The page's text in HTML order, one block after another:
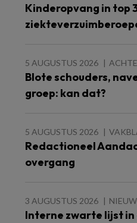
Kinderopvang in top
5 AUGUSTUS 2026
Blote schouders,
groep: kan dat?
5 AUGUSTUS 2026
Redactioneel
overgang
3 AUGUSTUS 2026
Interne zwarte lijst